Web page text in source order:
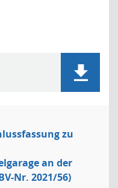
zu
an der
Nr. 2021/56)